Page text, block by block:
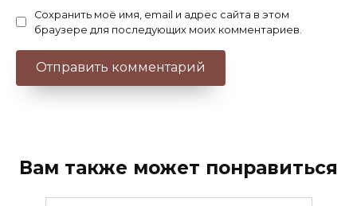
Сохранить моё имя, email и адрес сайта в этом
браузере для последующих моих комментариев.
Вам также может понравиться